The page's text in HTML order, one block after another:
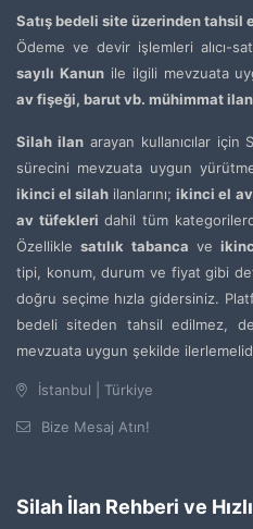
Satış bedeli site üzerinden tahsil
Ödeme ve devir işlemleri alıcı-
sayılı Kanunile ilgili mevzuata
av fişeği, barut vb. mühimmat
Silah ilanarayan kullanıcılar için
sürecini mevzuata uygun
ikinci el silah ilanlarını;ikinci el
av tüfekleri dahil tüm
Özelliklesatılık tabanca ve
tipi, konum, durum ve fiyat gibi
doğru seçime hızla gidersiniz.
bedeli siteden tahsil edilmez,
mevzuata uygun şekilde
İstanbul | Türkiye
Bize Mesaj Atın!
Silah İlan Rehberi ve